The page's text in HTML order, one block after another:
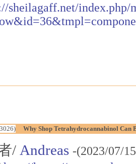
sheilagaff.net/index.php/
Why Shop Tetrahydrocannabinol Can
/ Andreas -(2023/07/